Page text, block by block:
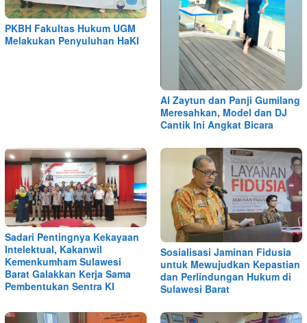
PKBH Fakultas Hukum UGM
Melakukan Penyuluhan HaKI
Al Zaytun dan Panji Gumilang
Meresahkan, Model dan DJ
Cantik Ini Angkat Bicara
Sadari Pentingnya Kekayaan
Intelektual, Kakanwil
Kemenkumham Sulawesi
Barat Galakkan Kerja Sama
Pembentukan Sentra KI
Sosialisasi Jaminan Fidusia
untuk Mewujudkan Kepastian
dan Perlindungan Hukum di
Sulawesi Barat